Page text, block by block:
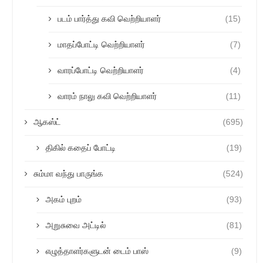
படம் பார்த்து கவி வெற்றியாளர் (15)
மாதப்போட்டி வெற்றியாளர் (7)
வாரப்போட்டி வெற்றியாளர் (4)
வாரம் நாலு கவி வெற்றியாளர் (11)
ஆகஸ்ட் (695)
திகில் கதைப் போட்டி (19)
சும்மா வந்து பாருங்க (524)
அகம் புறம் (93)
அறுசுவை அட்டில் (81)
எழுத்தாளர்களுடன் டைம் பாஸ் (9)